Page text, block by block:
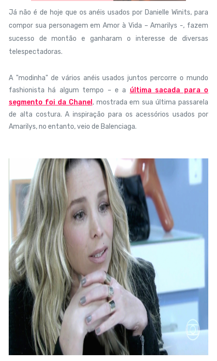
Já não é de hoje que os anéis usados por Danielle Winits, para
compor sua personagem em Amor à Vida – Amarilys -, fazem
sucesso de montão e ganharam o interesse de diversas
telespectadoras.
A "modinha" de vários anéis usados juntos percorre o mundo
fashionista há algum tempo – e a última sacada para o
segmento foi da Chanel , mostrada em sua última passarela
de alta costura. A inspiração para os acessórios usados por
Amarilys, no entanto, veio de Balenciaga.